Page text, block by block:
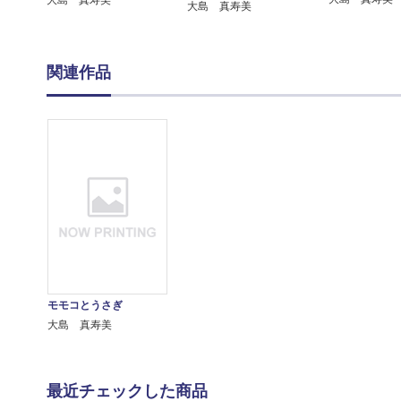
大島 真寿美
関連作品
モモコとうさぎ
大島 真寿美
最近チェックした商品